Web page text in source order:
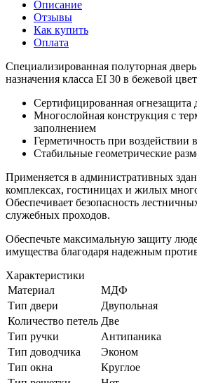
Описание
Отзывы
Как купить
Оплата
Специализированная полуторная
назначения класса EI 30 в бежевой
Сертифицированная огнезащита
Многослойная конструкция с
заполнением
Герметичность при воздействии
Стабильные геометрические
Применяется в административных
комплексах, гостиницах и жилых
Обеспечивает безопасность
служебных проходов.
Обеспечьте максимальную защиту
имущества благодаря надежным
Характеристики
Материал
МДФ
Тип двери
Двупольная
Количество петель Две
Тип ручки
Антипаника
Тип доводчика
Эконом
Тип окна
Круглое